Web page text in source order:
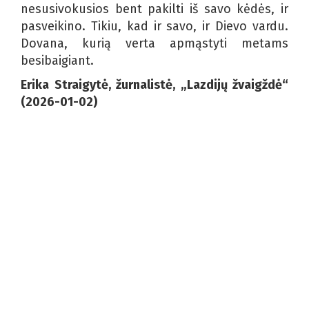
nesusivokusios bent pakilti iš savo kėdės, ir
pasveikino. Tikiu, kad ir savo, ir Dievo vardu.
Dovana, kurią verta apmąstyti metams
besibaigiant.
Erika Straigytė, žurnalistė, „Lazdijų žvaigždė“
(2026-01-02)